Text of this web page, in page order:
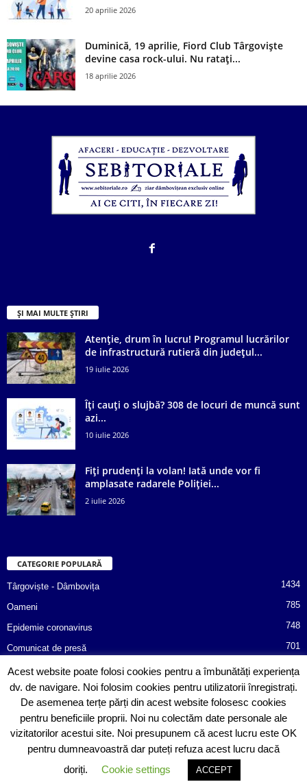
20 aprilie 2026
Duminică, 19 aprilie, Fiord Club Târgoviște
devine casa rock-ului. Nu ratați...
18 aprilie 2026
ȘI MAI MULTE ȘTIRI
Atenție, drum în lucru! Programul lucrărilor
de infrastructură rutieră din județul...
19 iulie 2026
Îți cauți o slujbă? 308 de locuri de muncă sunt
azi...
10 iulie 2026
Fiți prudenți la volan! Iată unde vor fi
amplasate radarele Poliției...
2 iulie 2026
CATEGORIE POPULARĂ
Târgoviște - Dâmbovița 1434
Oameni 785
Epidemie coronavirus 748
Comunicat de presă 701
Afaceri 487
Poliția informează! 366
Consiliul Județean Dâmbovița
© Copyright 2020 Sebitoriale.ro. All rights reserved. Powered by
Acest website poate folosi cookies pentru a îmbunătăți experiența
dv. de navigare. Noi folosim cookies pentru utilizatorii înregistrați.
De asemenea terțe părți din acest website folosesc cookies
pentru beneficiile proprii. Noi nu colectăm date personale ale
vizitatorilor acestui site. Noi presupunem că acest lucru este OK
pentru dumneavoastră dar puteți refuza acest lucru dacă
doriți.
Cookie settings ACCEPT